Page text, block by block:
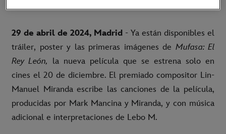
29 de abril de 2024, Madrid - Ya están disponibles el
tráiler, poster y las primeras imágenes de Mufasa: El
Rey León, la nueva película que se estrena solo en
cines el 20 de diciembre. El premiado compositor Lin-
Manuel Miranda escribe las canciones de la película,
producidas por Mark Mancina y Miranda, y con música
adicional e interpretaciones de Lebo M.